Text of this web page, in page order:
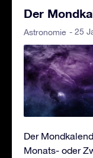
Der
Astronomie - 25
Der
Monats- oder